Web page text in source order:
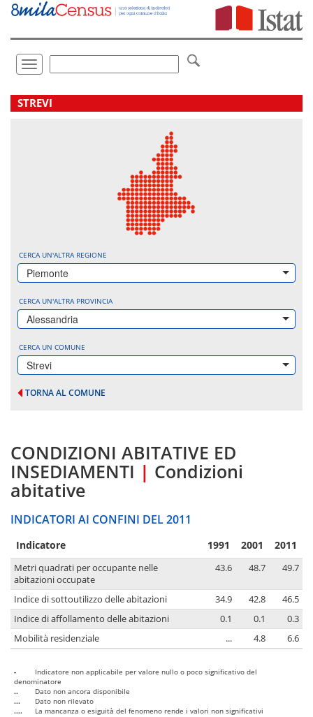
Vai
direttamente
Toggle
navigation
.
STREVI
CERCA UN'ALTRA REGIONE
Piemonte
CERCA UN'ALTRA PROVINCIA
Alessandria
CERCA UN COMUNE
Strevi
TORNA AL COMUNE
CONDIZIONI ABITATIVE ED
INSEDIAMENTI | Condizioni
abitative
INDICATORI AI CONFINI DEL 2011
Indicatore 1991 2001 2011
Metri quadrati per occupante nelle
abitazioni occupate
43.6 48.7 49.7
Indice di sottoutilizzo delle abitazioni 34.9 42.8
46.5
Indice di affollamento delle abitazioni
0.1 0.1
0.3
Mobilità residenziale
... 4.8 6.6
-
Indicatore non applicabile per valore nullo o poco significativo del
denominatore
..
Dato non ancora disponibile
...
Dato non rilevato
....
La mancanza o esiguità del fenomeno rende i valori non significativi